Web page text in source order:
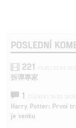
POSLEDNÍ
221
拆彈專家
1
Harry Potter: První
je venku